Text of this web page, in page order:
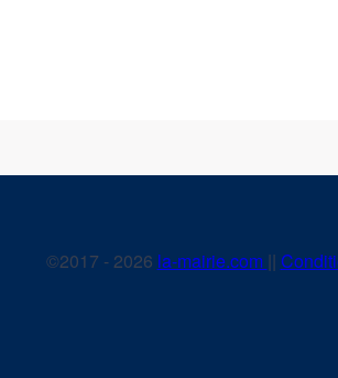
©2017 - 2026 la-mairie.com ||